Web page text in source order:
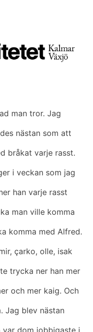
man tror. Jag
nästan som att
bråkat varje rasst.
i veckan som jag
han varje rasst
man ville komma
komma med Alfred.
çarko, olle, isak
trycka ner han mer
och mer kaig. Och
Jag blev nästan
var dom jobbigaste i